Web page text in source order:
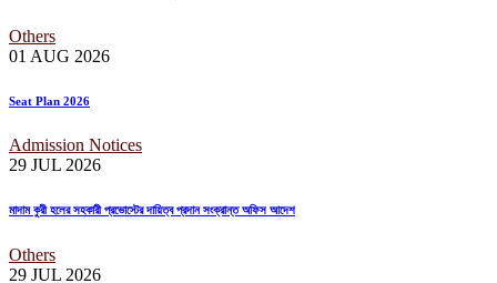
Others
01 AUG 2026
Seat Plan 2026
Admission Notices
29 JUL 2026
মাদাম কুরী হলের সহকারী প্রভোস্টের দায়িত্ব প্রদান সংক্রান্ত অফিস আদেশ
Others
29 JUL 2026